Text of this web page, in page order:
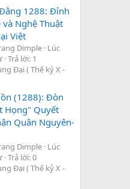
1288: Đỉnh
và Nghệ Thuật
Việt
Dimple Lúc
Trả lời: 1
Đại ( Thế kỷ X -
(1288): Đòn
Họng" Quyết
Quân Nguyên-
Dimple Lúc
Trả lời: 0
Đại ( Thế kỷ X -